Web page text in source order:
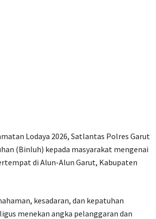
Lodaya 2026, Satlantas Polres Garut
(Binluh) kepada masyarakat mengenai
di Alun-Alun Garut, Kabupaten
kesadaran, dan kepatuhan
menekan angka pelanggaran dan